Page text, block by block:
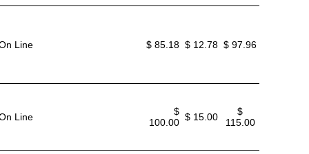
Line $ 85.18 $ 12.78 $ 97.96
Line
$
100.00 $ 15.00
$
115.00